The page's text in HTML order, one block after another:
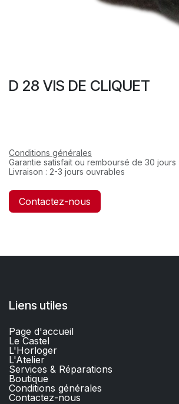
D 28 VIS DE CLIQUET
Conditions générales
Garantie satisfait ou remboursé de 30 jours
Livraison : 2-3 jours ouvrables
Contactez-nous
Liens utiles
Page d'accueil
Le Castel
L'Horloger
L'Atelier
Services & Réparations
Boutique
Conditions générales
Contactez-nous​